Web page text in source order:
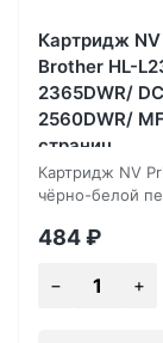
Картридж
Brother HL-
2365DWR/
2560DWR/
страниц
Картридж NV
чёрно-белой
484₽